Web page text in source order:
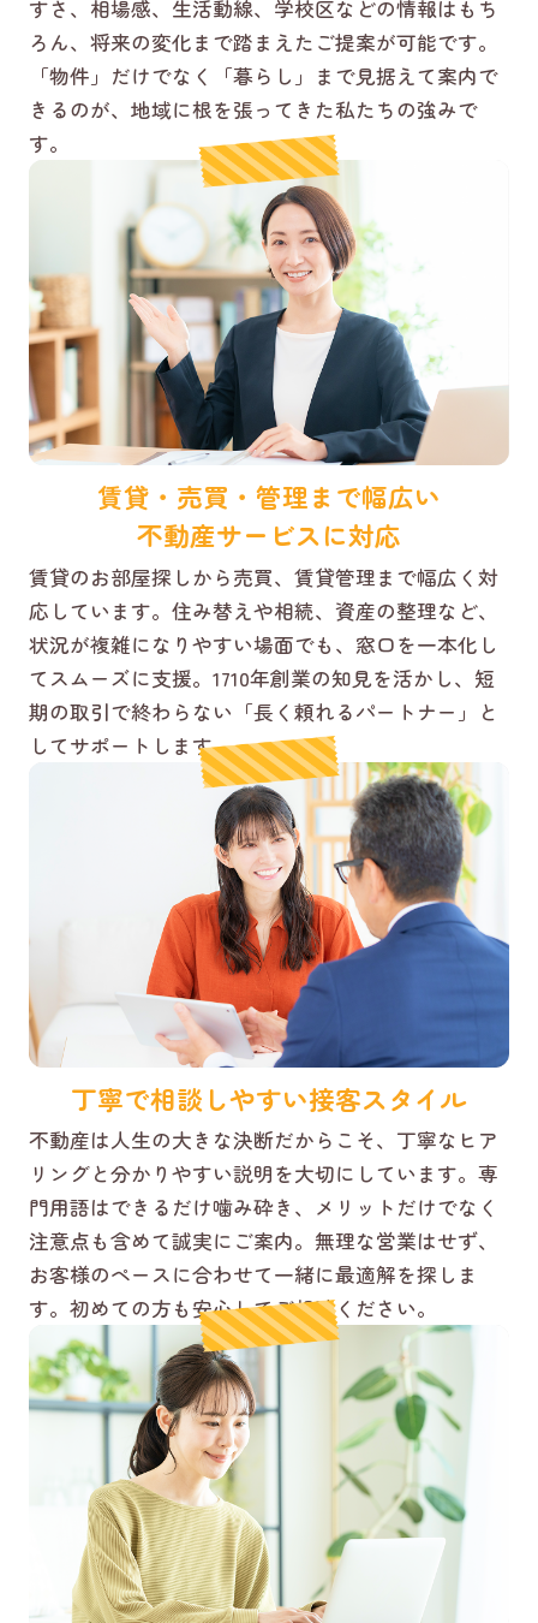
すさ、相場感、生活動線、学校区などの情報はもち
ろん、将来の変化まで踏まえたご提案が可能です。
「物件」だけでなく「暮らし」まで見据えて案内で
きるのが、地域に根を張ってきた私たちの強みで
す。
賃貸・売買・管理まで幅広い
不動産サービスに対応
賃貸のお部屋探しから売買、賃貸管理まで幅広く対
応しています。住み替えや相続、資産の整理など、
状況が複雑になりやすい場面でも、窓口を一本化し
てスムーズに支援。1710年創業の知見を活かし、短
期の取引で終わらない「長く頼れるパートナー」と
してサポートします。
丁寧で相談しやすい接客スタイル
不動産は人生の大きな決断だからこそ、丁寧なヒア
リングと分かりやすい説明を大切にしています。専
門用語はできるだけ噛み砕き、メリットだけでなく
注意点も含めて誠実にご案内。無理な営業はせず、
お客様のペースに合わせて一緒に最適解を探しま
す。初めての方も安心してご相談ください。